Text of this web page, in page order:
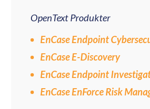
OpenText Produkter
EnCase Endpoint
EnCase E-Discovery
EnCase Endpoint
EnCase EnForce Risk